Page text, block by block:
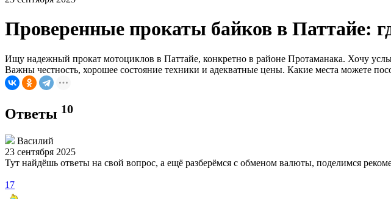
Проверенные прокаты байков в Паттайе:
Ищу надежный прокат мотоциклов в Паттайе, конкретно в районе Протаманака. Хочу
Важны честность, хорошее состояние техники и адекватные цены. Какие места можете
Ответы 10
Василий
23 сентября 2025
Тут найдёшь ответы на свой вопрос, а ещё разберёмся с обменом валюты, поделимся
17